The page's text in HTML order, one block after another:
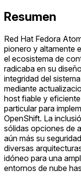
Resumen
Red Hat Fedora
pionero y altamente
el ecosistema de
radicaba en su
integridad del
mediante
host fiable y
particular para
OpenShift. La
sólidas opciones de
aún más su
diversas
idóneo para una
entornos de nube